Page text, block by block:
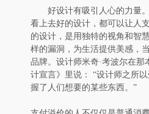
好设计有吸引人心的力量
看上去好的设计，都可以让人
的设计，是用独特的视角和智
样的漏洞，为生活提供美感，
品牌。设计师米奇·考波尔在那
计宣言》里说： “设计师之所
握了人们想要的某些东西。”